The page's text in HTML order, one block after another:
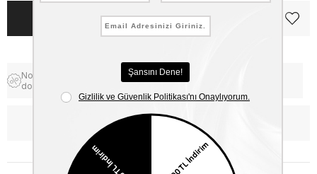
Notify me when the price goes
down
WhatsApp’tan Bilgi Al